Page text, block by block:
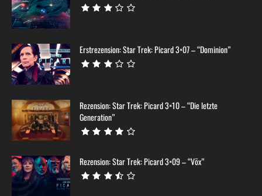
Erstrezension: Star Trek: Picard 3×07 – “Dominion”
Rezension: Star Trek: Picard 3×10 – “Die letzte
Generation”
Rezension: Star Trek: Picard 3×09 – “Võx”